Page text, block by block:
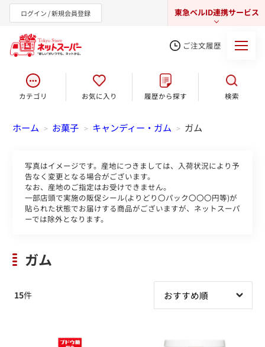
ログイン / 新規会員登録 東急ベルID連携サービス
東急オンラインショップ
ご注文履歴
カテゴリ お気に入り 履歴から探す 検索
ホーム > お菓子 > キャンディー・ガム > ガム
写真はイメージです。産地につきましては、入荷状況により予
告なく変更となる場合がございます。
なお、産地のご指定はお受けできません。
一部店頭で実施の販促シール(よりどり〇パック〇〇〇円等)が
貼られた状態でお届けする商品がございますが、ネットスーパ
ーでは除外となります。
ガム
15件